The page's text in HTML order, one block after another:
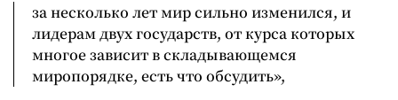
за несколько лет мир сильно изменился, и
лидерам двух государств, от курса которых
многое зависит в складывающемся
миропорядке, есть что обсудить»,